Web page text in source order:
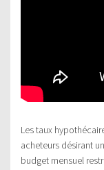
Les taux
acheteurs désirant
budget mensuel